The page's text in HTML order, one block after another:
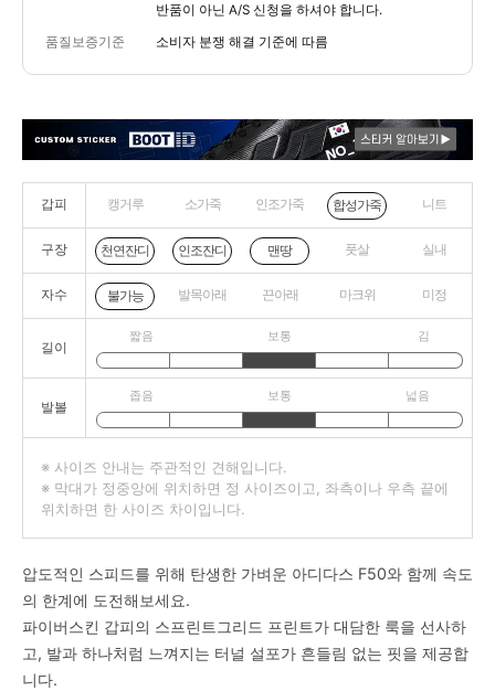
반품이 아닌 A/S 신청을 하셔야 합니다.
품질보증기준 소비자 분쟁 해결 기준에 따름
갑피 캥거루 소가죽 인조가죽 합성가죽 니트
구장 천연잔디 인조잔디 맨땅 풋살 실내
자수 불가능 발목아래 끈아래 마크위 미정
길이
짧음 보통 김
발볼
좁음 보통 넓음
※ 사이즈 안내는 주관적인 견해입니다.
※ 막대가 정중앙에 위치하면 정 사이즈이고, 좌측이나 우측 끝에
위치하면 한 사이즈 차이입니다.
압도적인 스피드를 위해 탄생한 가벼운 아디다스 F50와 함께 속도
의 한계에 도전해보세요.
파이버스킨 갑피의 스프린트그리드 프린트가 대담한 룩을 선사하
고, 발과 하나처럼 느껴지는 터널 설포가 흔들림 없는 핏을 제공합
니다.